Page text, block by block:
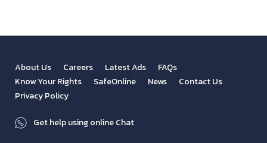
About Us Careers Latest Ads
FAQs
Know Your Rights
SafeOnline News
Contact Us
Privacy Policy
Get help using online Chat